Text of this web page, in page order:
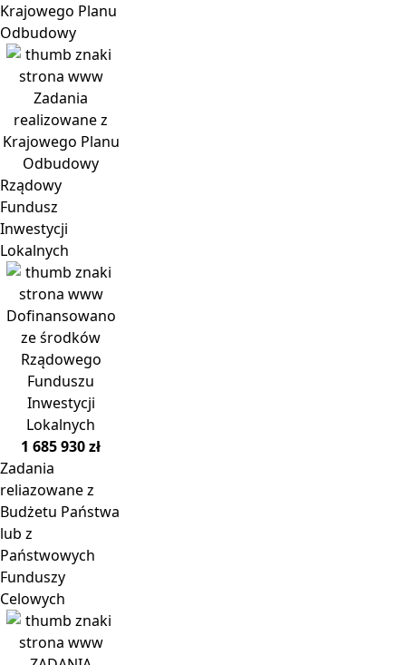
Krajowego Planu
Odbudowy
Zadania
realizowane z
Krajowego Planu
Odbudowy
Rządowy
Fundusz
Inwestycji
Lokalnych
Dofinansowano
ze środków
Rządowego
Funduszu
Inwestycji
Lokalnych
1 685 930 zł
Zadania
reliazowane z
Budżetu Państwa
lub z
Państwowych
Funduszy
Celowych